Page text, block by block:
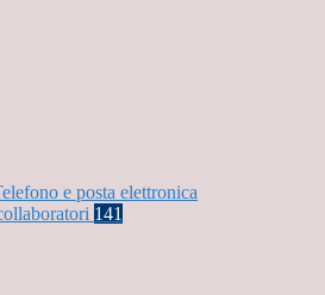
e posta elettronica
141